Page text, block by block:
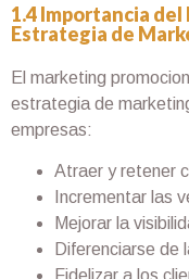
1.4 Importancia
Estrategia de
El marketing
estrategia de
empresas:
Atraer y retener
Incrementar las
Mejorar la
Diferenciarse de